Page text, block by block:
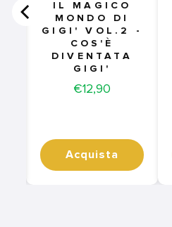
IL MAGICO
MONDO DI
GIGI' VOL.2 -
COS'È
DIVENTATA
GIGI'
Price
€12,90
Acquista